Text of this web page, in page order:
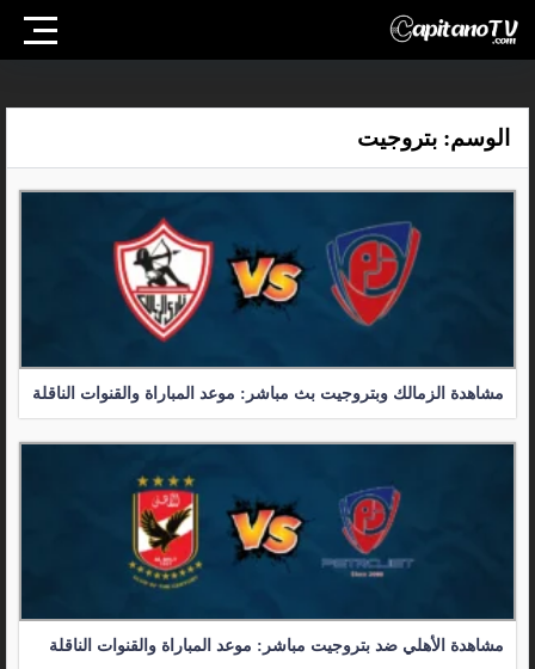
الوسم: بتروجيت
مشاهدة الزمالك وبتروجيت بث مباشر: موعد المباراة والقنوات الناقلة
مشاهدة الأهلي ضد بتروجيت مباشر: موعد المباراة والقنوات الناقلة